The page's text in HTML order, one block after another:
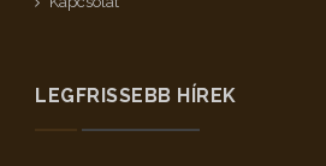
LEGFRISSEBB HÍREK